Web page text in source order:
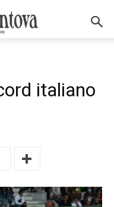
italiano